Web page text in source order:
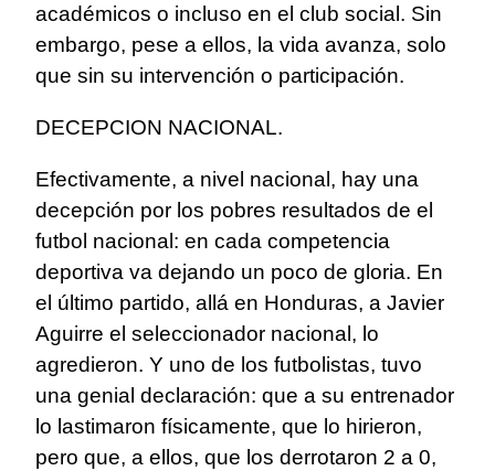
académicos o incluso en el club social. Sin
embargo, pese a ellos, la vida avanza, solo
que sin su intervención o participación.
DECEPCION NACIONAL.
Efectivamente, a nivel nacional, hay una
decepción por los pobres resultados de el
futbol nacional: en cada competencia
deportiva va dejando un poco de gloria. En
el último partido, allá en Honduras, a Javier
Aguirre el seleccionador nacional, lo
agredieron. Y uno de los futbolistas, tuvo
una genial declaración: que a su entrenador
lo lastimaron físicamente, que lo hirieron,
pero que, a ellos, que los derrotaron 2 a 0,